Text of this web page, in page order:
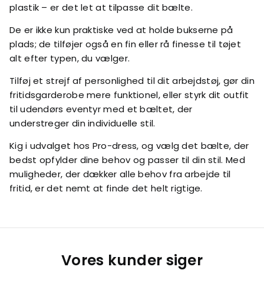
plastik – er det let at tilpasse dit bælte.
De er ikke kun praktiske ved at holde bukserne på
plads; de tilføjer også en fin eller rå finesse til tøjet
alt efter typen, du vælger.
Tilføj et strejf af personlighed til dit arbejdstøj, gør din
fritidsgarderobe mere funktionel, eller styrk dit outfit
til udendørs eventyr med et bæltet, der
understreger din individuelle stil.
Kig i udvalget hos Pro-dress, og vælg det bælte, der
bedst opfylder dine behov og passer til din stil. Med
muligheder, der dækker alle behov fra arbejde til
fritid, er det nemt at finde det helt rigtige.
Vores kunder siger